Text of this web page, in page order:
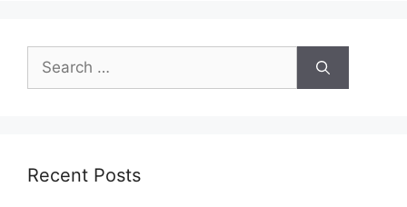
Search
for:
Recent Posts